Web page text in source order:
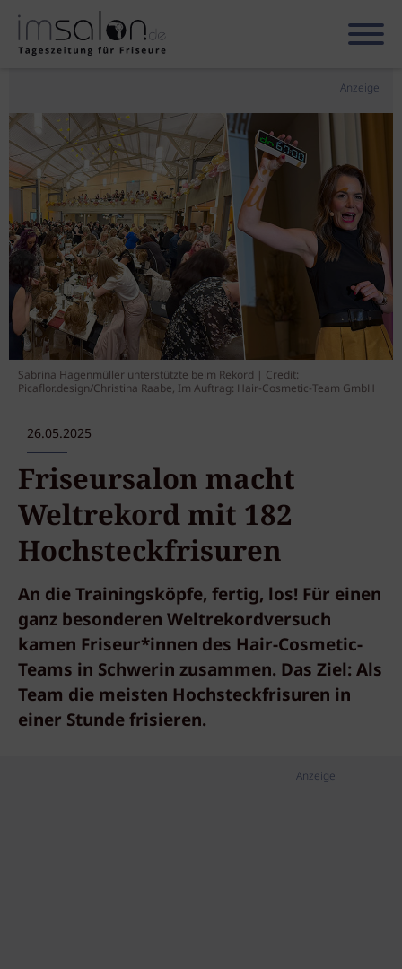
Anzeige
Sabrina Hagenmüller unterstützte beim Rekord | Credit:
Picaflor.design/Christina Raabe, Im Auftrag: Hair-Cosmetic-Team GmbH
26.05.2025
Friseursalon macht
Weltrekord mit 182
Hochsteckfrisuren
An die Trainingsköpfe, fertig, los! Für einen
ganz besonderen Weltrekordversuch
kamen Friseur*innen des Hair-Cosmetic-
Teams in Schwerin zusammen. Das Ziel: Als
Team die meisten Hochsteckfrisuren in
einer Stunde frisieren.
Anzeige